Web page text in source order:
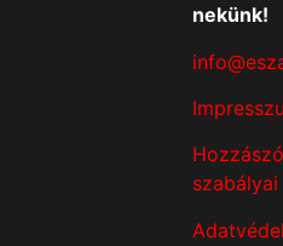
nekünk!
szabályai